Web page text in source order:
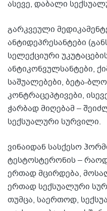
ასევე, დაბალი
გარკვეული
ანტიდეპრესანტები
სელექციური
ანტიკონვულსანტები,
საშუალებები, ბეტა-
კონტრაცეპტივები,
ჭარბად მიღებამ –
სექსუალური სურვილი.
ვინაიდან სასქესო
ტესტოსტერონის –
ერთად მცირდება,
ერთად სექსუალური
თუმცა, საერთოდ,